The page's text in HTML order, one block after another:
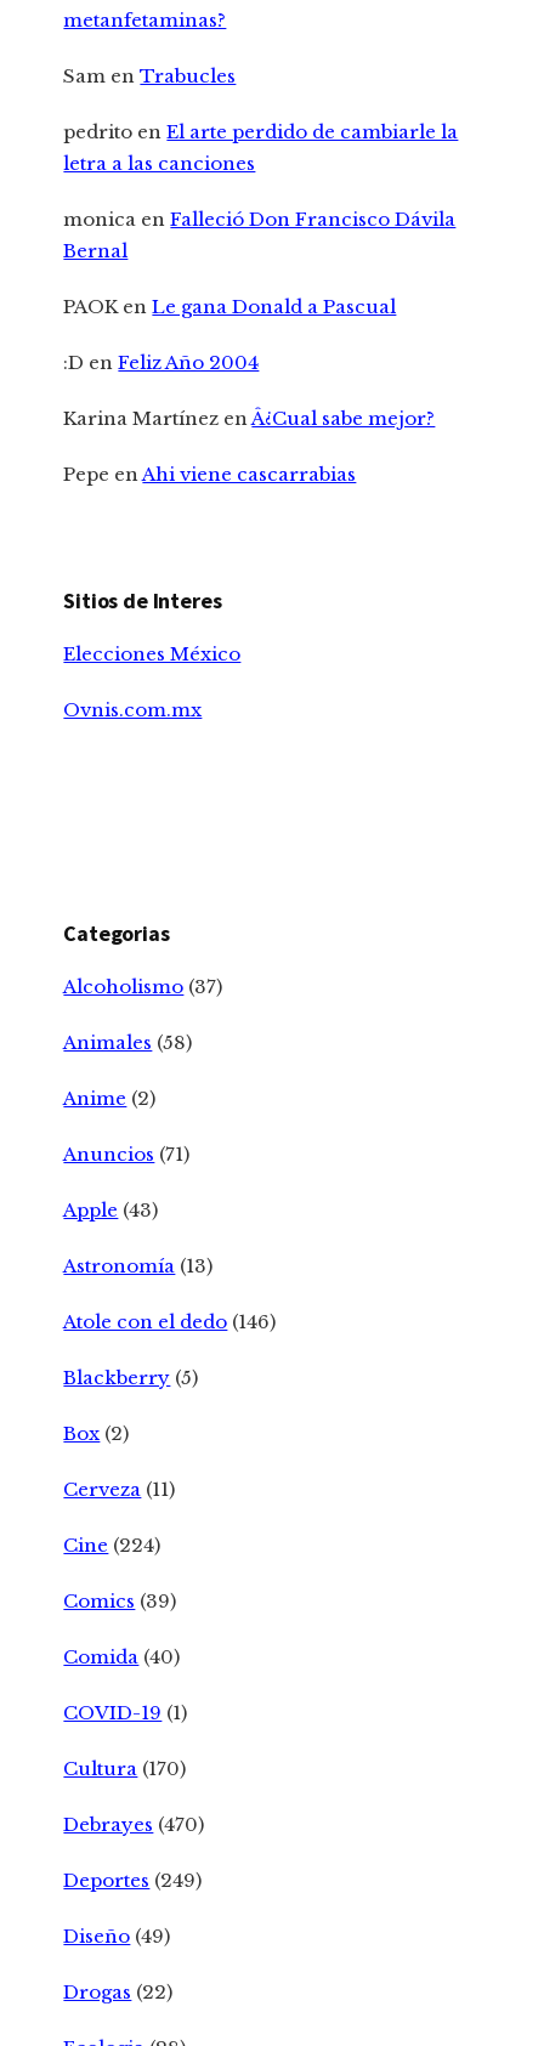
metanfetaminas?
Sam enTrabucles
pedrito enEl arte perdido de cambiarle la
letra a las canciones
monica enFalleció Don Francisco Dávila
Bernal
PAOKenLe gana Donald a Pascual
:D enFeliz Año 2004
Karina Martínez enÂ¿Cual sabe mejor?
Pepe enAhi viene cascarrabias
Sitios de Interes
Elecciones México
Ovnis.com.mx
Categorias
Alcoholismo (37)
Animales (58)
Anime (2)
Anuncios (71)
Apple (43)
Astronomía (13)
Atole con el dedo (146)
Blackberry (5)
Box (2)
Cerveza (11)
Cine (224)
Comics (39)
Comida (40)
COVID-19 (1)
Cultura (170)
Debrayes (470)
Deportes (249)
Diseño (49)
Drogas (22)